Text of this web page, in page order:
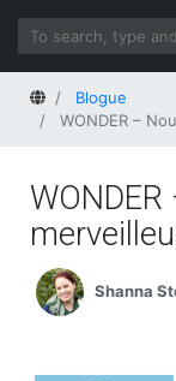
HomeBlogue
WONDER –
Shanna